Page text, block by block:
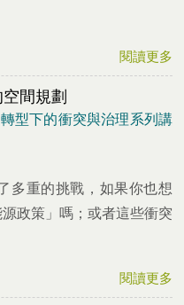
閱讀更多
間規劃
型下的衝突與治理系列講
多重的挑戰，如果你也想
政策」嗎；或者這些衝突
閱讀更多